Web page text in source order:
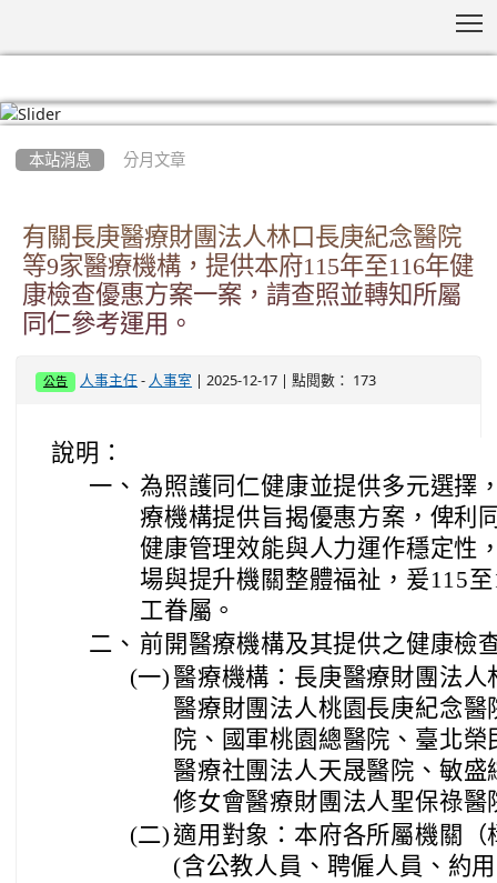
本站消息 分月文章
有關長庚醫療財團法人林口長庚紀念醫院
等9家醫療機構，提供本府115年至116年健
康檢查優惠方案一案，請查照並轉知所屬
同仁參考運用。
公告 人事主任 - 人事室 | 2025-12-17 | 點閱數： 173
說明：
一、 為照護同仁健康並提供多元選擇
療機構提供旨揭優惠方案，俾利
健康管理效能與人力運作穩定性
場與提升機關整體福祉，爰115
工眷屬。
二、 前開醫療機構及其提供之健康檢
(一)醫療機構：長庚醫療財團法
醫療財團法人桃園長庚紀念
院、國軍桃園總醫院、臺北
醫療社團法人天晟醫院、敏
修女會醫療財團法人聖保祿
(二) 適用對象：本府各所屬機關
(含公教人員、聘僱人員、約